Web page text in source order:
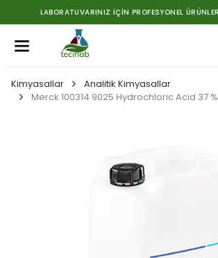
LABORATUVARINIZ İÇIN PROFESYONEL
Kimyasallar
Analitik Kimyasallar
Merck 100314 9025 Hydrochloric Acid 37